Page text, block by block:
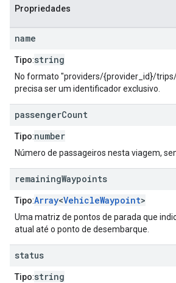
Propriedades
name
Tipo:string
No formato "providers/{provider_id}/
precisa ser um identificador exclusivo.
passengerCount
Tipo:number
Número de passageiros nesta viagem,
remainingWaypoints
Tipo:Array<VehicleWaypoint>
Uma matriz de pontos de parada que
atual até o ponto de desembarque.
status
Tipo:string